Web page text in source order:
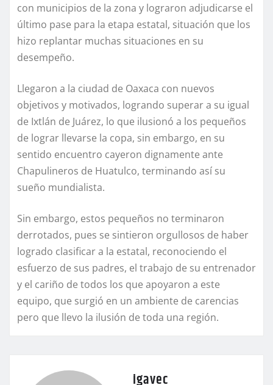
con municipios de la zona y lograron adjudicarse el
último pase para la etapa estatal, situación que los
hizo replantar muchas situaciones en su
desempeño.
Llegaron a la ciudad de Oaxaca con nuevos
objetivos y motivados, logrando superar a su igual
de Ixtlán de Juárez, lo que ilusionó a los pequeños
de lograr llevarse la copa, sin embargo, en su
sentido encuentro cayeron dignamente ante
Chapulineros de Huatulco, terminando así su
sueño mundialista.
Sin embargo, estos pequeños no terminaron
derrotados, pues se sintieron orgullosos de haber
logrado clasificar a la estatal, reconociendo el
esfuerzo de sus padres, el trabajo de su entrenador
y el cariño de todos los que apoyaron a este
equipo, que surgió en un ambiente de carencias
pero que llevo la ilusión de toda una región.
igavec